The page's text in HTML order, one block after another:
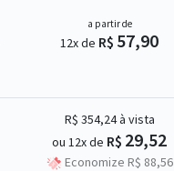
a partir de
12x de R$ 57,90
R$ 354,24à vista
ou 12x de R$ 29,52
Economize R$ 88,56